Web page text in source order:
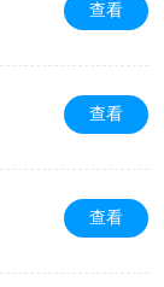
查看
查看
查看